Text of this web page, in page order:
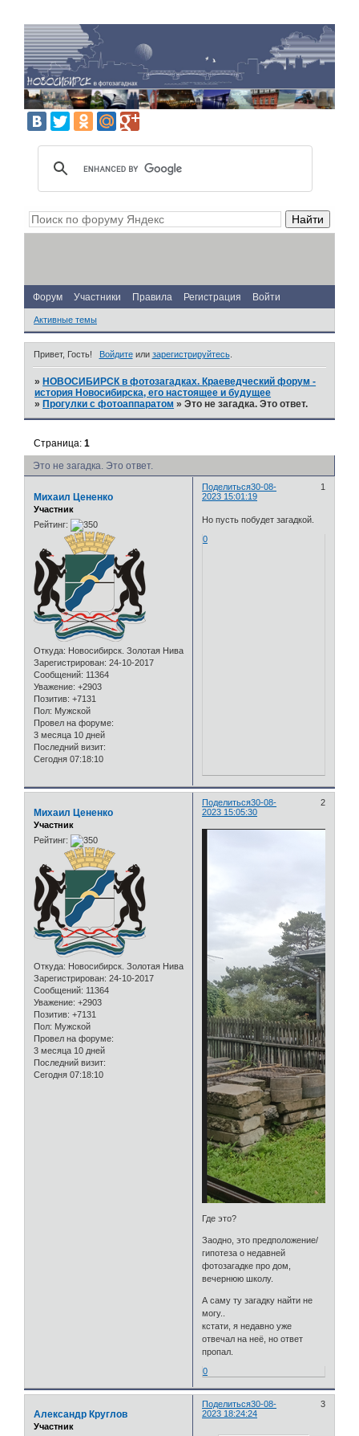
Форум Участники Правила Регистрация Войти
Активные темы
Привет, Гость! Войдитеили зарегистрируйтесь.
» НОВОСИБИРСК в фотозагадках. Краеведческий форум -
история Новосибирска, его настоящее и будущее
» Прогулки с фотоаппаратом »Это не загадка. Это ответ.
Это не загадка. Это ответ.
Страница:1
Поделиться 1
30-08-
2023 15:01:19
Михаил Цененко
Участник
Рейтинг:
Откуда: Новосибирск. Золотая Нива
Зарегистрирован: 24-10-2017
Сообщений: 11364
Уважение: +2903
Позитив: +7131
Пол: Мужской
Провел на форуме:
3 месяца 10 дней
Последний визит:
Сегодня 07:18:10
Но пусть побудет загадкой.
0
Поделиться 2
30-08-
2023 15:05:30
Михаил Цененко
Участник
Рейтинг:
Откуда: Новосибирск. Золотая Нива
Зарегистрирован: 24-10-2017
Сообщений: 11364
Уважение: +2903
Позитив: +7131
Пол: Мужской
Провел на форуме:
3 месяца 10 дней
Последний визит:
Сегодня 07:18:10
Где это?
Заодно, это предположение/
гипотеза о недавней
фотозагадке про дом,
вечернюю школу.
А саму ту загадку найти не
могу..
кстати, я недавно уже
отвечал на неё, но ответ
пропал.
0
Поделиться 3
30-08-
2023 18:24:24
Александр Круглов
Участник